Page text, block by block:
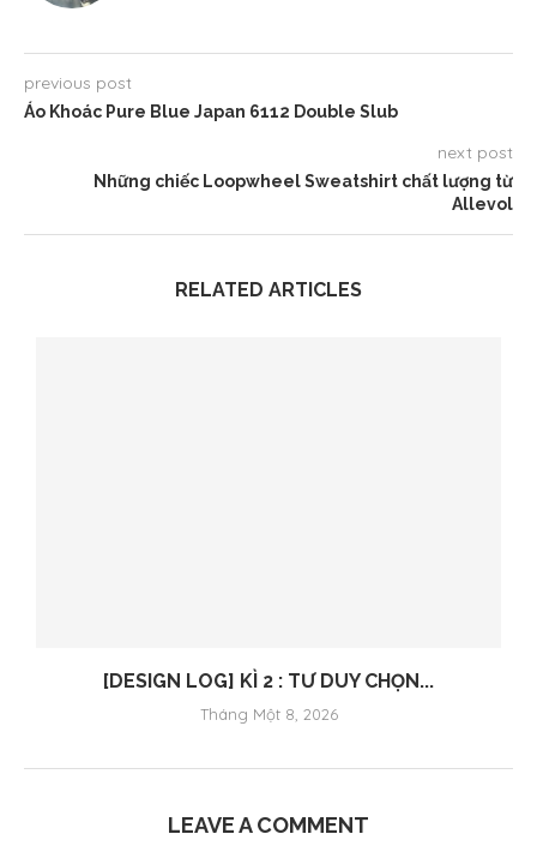
previous post
Áo Khoác Pure Blue Japan 6112 Double Slub
next post
Những chiếc Loopwheel Sweatshirt chất lượng từ
Allevol
RELATED ARTICLES
[DESIGN LOG] KÌ 2 : TƯ DUY CHỌN...
Tháng Một 8, 2026
LEAVE A COMMENT